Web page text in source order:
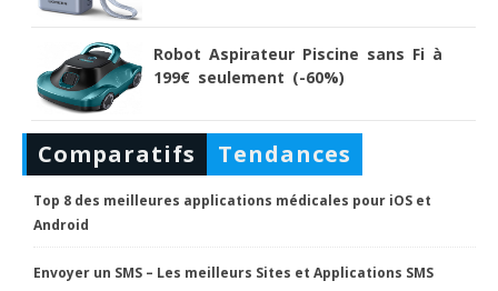
Robot Aspirateur Piscine sans Fi à
199€ seulement (-60%)
Comparatifs Tendances
Top 8 des meilleures applications médicales pour iOS et
Android
Envoyer un SMS – Les meilleurs Sites et Applications SMS